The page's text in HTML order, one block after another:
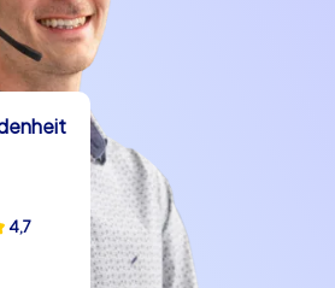
als auch Spaß fördert: die
Balance. Teamfotos vor der
am Hauptmarkt oder
im Handwerkerhof liefern nicht
Kommunikation, sondern stärken
Zusammenarbeit und
zu Ablauf und
4,7